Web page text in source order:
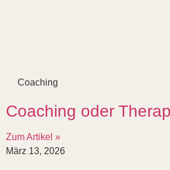
Coaching
Coaching oder
Zum Artikel »
März 13, 2026